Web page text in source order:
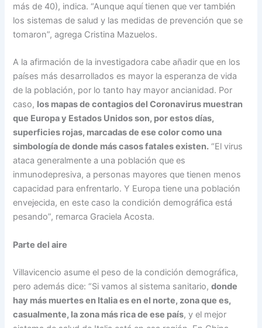
más de 40), indica. “Aunque aquí tienen que ver también
los sistemas de salud y las medidas de prevención que se
tomaron”, agrega Cristina Mazuelos.
A la afirmación de la investigadora cabe añadir que en los
países más desarrollados es mayor la esperanza de vida
de la población, por lo tanto hay mayor ancianidad. Por
caso, los mapas de contagios del Coronavirus muestran
que Europa y Estados Unidos son, por estos días,
superficies rojas, marcadas de ese color como una
simbología de donde más casos fatales existen. “El virus
ataca generalmente a una población que es
inmunodepresiva, a personas mayores que tienen menos
capacidad para enfrentarlo. Y Europa tiene una población
envejecida, en este caso la condición demográfica está
pesando”, remarca Graciela Acosta.
Parte del aire
Villavicencio asume el peso de la condición demográfica,
pero además dice: “Si vamos al sistema sanitario,donde
hay más muertes en Italia es en el norte, zona que es,
casualmente, la zona más rica de ese país, y el mejor